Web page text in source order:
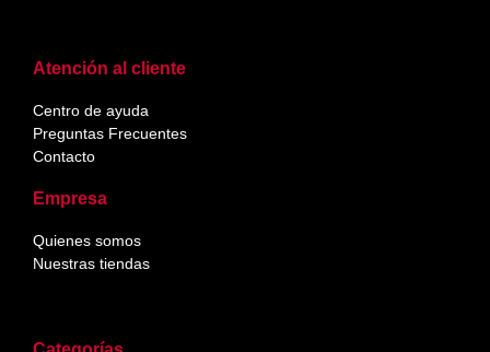
Atención al cliente
Centro de ayuda
Preguntas Frecuentes
Contacto
Empresa
Quienes somos
Nuestras tiendas